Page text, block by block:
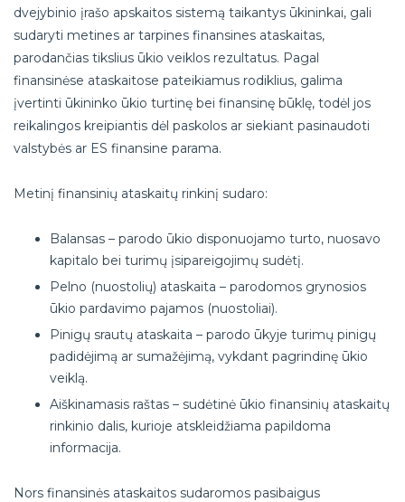
dvejybinio įrašo apskaitos sistemą taikantys ūkininkai, gali
sudaryti metines ar tarpines finansines ataskaitas,
parodančias tikslius ūkio veiklos rezultatus. Pagal
finansinėse ataskaitose pateikiamus rodiklius, galima
įvertinti ūkininko ūkio turtinę bei finansinę būklę, todėl jos
reikalingos kreipiantis dėl paskolos ar siekiant pasinaudoti
valstybės ar ES finansine parama.
Metinį finansinių ataskaitų rinkinį sudaro:
Balansas – parodo ūkio disponuojamo turto, nuosavo
kapitalo bei turimų įsipareigojimų sudėtį.
Pelno (nuostolių) ataskaita – parodomos grynosios
ūkio pardavimo pajamos (nuostoliai).
Pinigų srautų ataskaita – parodo ūkyje turimų pinigų
padidėjimą ar sumažėjimą, vykdant pagrindinę ūkio
veiklą.
Aiškinamasis raštas – sudėtinė ūkio finansinių ataskaitų
rinkinio dalis, kurioje atskleidžiama papildoma
informacija.
Nors finansinės ataskaitos sudaromos pasibaigus